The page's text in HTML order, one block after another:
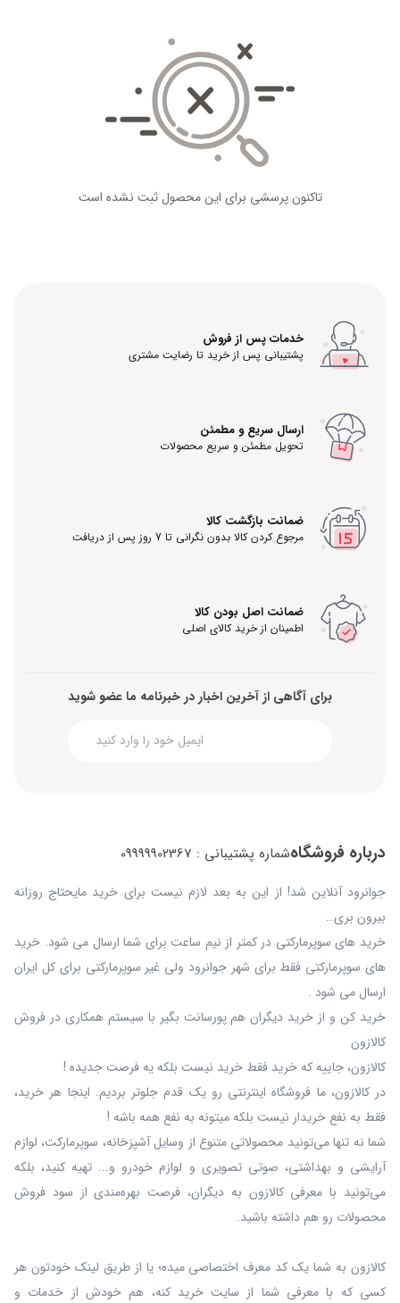
تاکنون پرسشی برای این محصول ثبت نشده است
خدمات پس از فروش
پشتیبانی پس از خرید تا رضایت مشتری
ارسال سریع و مطمئن
تحویل مطمئن و سریع محصولات
ضمانت بازگشت کالا
مرجوع کردن کالا بدون نگرانی تا 7 روز پس از دریافت
ضمانت اصل بودن کالا
اطمینان از خرید کالای اصلی
برای آگاهی از آخرین اخبار در خبرنامه ما عضو شوید
درباره فروشگاهشماره پشتیبانی : 09999902367
جوانرود آنلاین شد! از این به بعد لازم نیست برای خرید مایحتاج روزانه
بیرون بری…
خرید های سوپرمارکتی در کمتر از نیم ساعت برای شما ارسال می شود. خرید
های سوپرمارکتی فقط برای شهر جوانرود ولی غیر سوپرمارکتی برای کل ایران
ارسال می شود .
خرید کن و از خرید دیگران هم پورسانت بگیر با سیستم همکاری در فروش
کالازون
کالازون، جاییه که خرید فقط خرید نیست بلکه یه فرصت جدیده !
در کالازون، ما فروشگاه اینترنتی رو یک قدم جلوتر بردیم. اینجا هر خرید،
فقط به نفع خریدار نیست بلکه میتونه به نفع همه باشه !
شما نه‌ تنها می‌تونید محصولاتی متنوع از وسایل آشپزخانه، سوپرمارکت، لوازم
آرایشی و بهداشتی، صوتی تصویری و لوازم خودرو و... تهیه کنید، بلکه
می‌تونید با معرفی کالازون به دیگران، فرصت بهره‌مندی از سود فروش
محصولات رو هم داشته باشید.
کالازون به شما یک کد معرف اختصاصی میده؛ یا از طریق لینک خودتون هر
کسی که با معرفی شما از سایت خرید کنه، هم خودش از خدمات و